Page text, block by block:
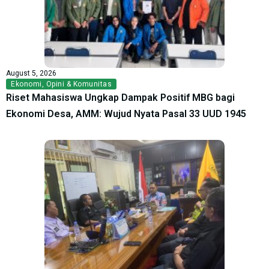
August 5, 2026
Ekonomi, Opini & Komunitas
Riset Mahasiswa Ungkap Dampak Positif MBG bagi
Ekonomi Desa, AMM: Wujud Nyata Pasal 33 UUD 1945